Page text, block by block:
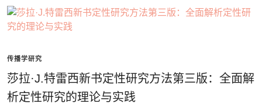
传播学研究
莎拉·J.特雷西新书定性研究方法第三版：全面解
析定性研究的理论与实践